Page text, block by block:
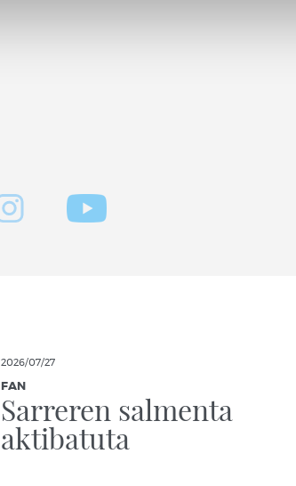
2026/07/27
FAN
Sarreren salmenta
aktibatuta